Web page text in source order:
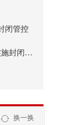
闭管控
甘肃205省道抓好快速排危处置主动实施封闭管控
换一换